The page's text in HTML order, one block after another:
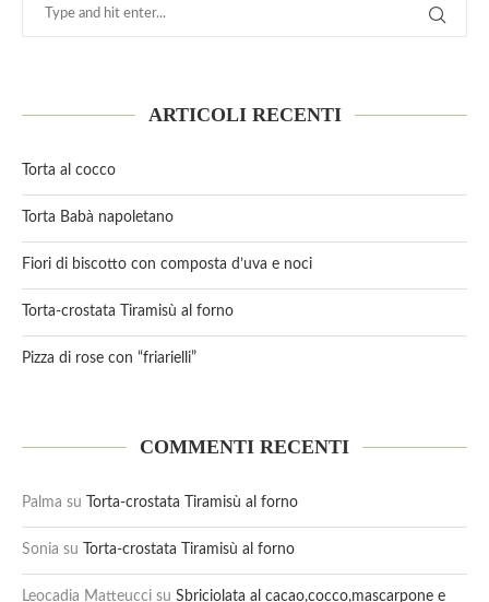
ARTICOLI RECENTI
Torta al cocco
Torta Babà napoletano
Fiori di biscotto con composta d’uva e noci
Torta-crostata Tiramisù al forno
Pizza di rose con “friarielli”
COMMENTI RECENTI
Palma su Torta-crostata Tiramisù al forno
Sonia su Torta-crostata Tiramisù al forno
Leocadia Matteucci su Sbriciolata al cacao,cocco,mascarpone e